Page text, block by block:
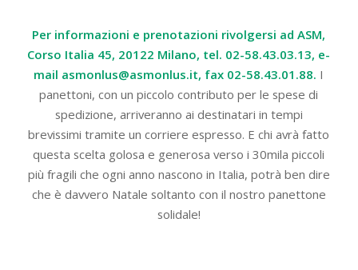
Per informazioni e prenotazioni rivolgersi ad ASM,
Corso Italia 45, 20122 Milano, tel. 02-58.43.03.13, e-
mail asmonlus@asmonlus.it, fax 02-58.43.01.88. I
panettoni, con un piccolo contributo per le spese di
spedizione, arriveranno ai destinatari in tempi
brevissimi tramite un corriere espresso. E chi avrà fatto
questa scelta golosa e generosa verso i 30mila piccoli
più fragili che ogni anno nascono in Italia, potrà ben dire
che è davvero Natale soltanto con il nostro panettone
solidale!